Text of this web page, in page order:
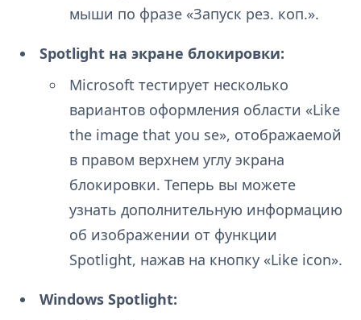
мыши по фразе «Запуск рез. коп.».
Spotlight на экране блокировки:
Microsoft тестирует несколько
вариантов оформления области «Like
the image that you se», отображаемой
в правом верхнем углу экрана
блокировки. Теперь вы можете
узнать дополнительную информацию
об изображении от функции
Spotlight, нажав на кнопку «Like icon».
Windows Spotlight: